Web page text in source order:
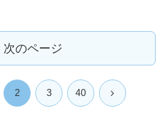
次のページ
2 3 40 次